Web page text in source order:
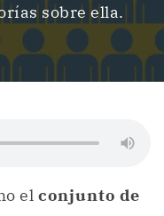
sobre ella.
el conjunto de